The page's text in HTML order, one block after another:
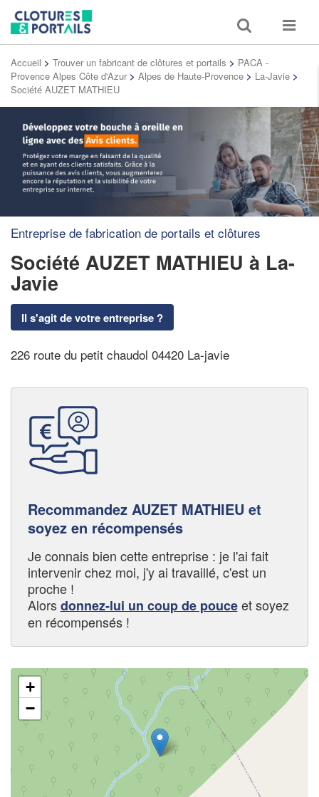
Toggle
search
Toggle
Accueil > Trouver un fabricant de clôtures et portails > PACA -
Provence Alpes Côte d'Azur > Alpes de Haute-Provence > La-Javie >
Société AUZET MATHIEU
Entreprise de fabrication de portails et clôtures
Société AUZET MATHIEU à La-
Javie
Il s'agit de votre entreprise ?
226 route du petit chaudol 04420 La-javie
Recommandez AUZET MATHIEU et
soyez en récompensés
Je connais bien cette entreprise : je l'ai fait
intervenir chez moi, j'y ai travaillé, c'est un
proche !
Alorsdonnez-lui un coup de pouceet soyez
en récompensés !
+
−